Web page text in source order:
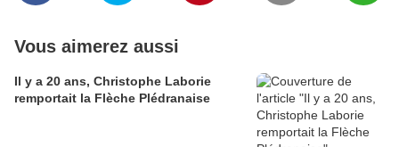
Vous aimerez aussi
Il y a 20 ans, Christophe Laborie
remportait la Flèche Plédranaise